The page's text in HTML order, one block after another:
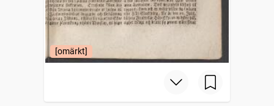
[omärkt]